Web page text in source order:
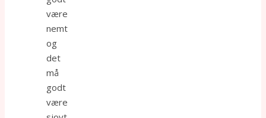
være
nemt
og
det
må
godt
være